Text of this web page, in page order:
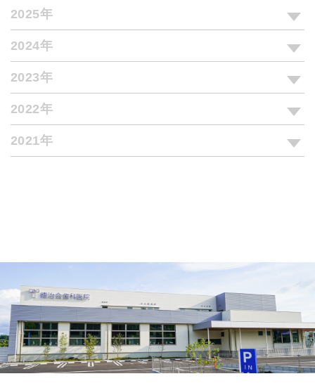
2025年
2024年
2023年
2022年
2021年